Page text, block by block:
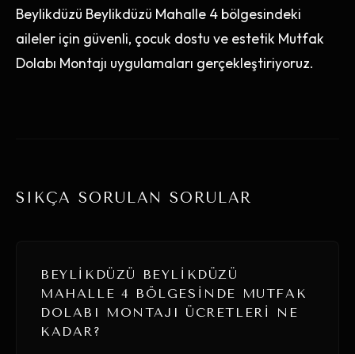
Beylikdüzü Beylikdüzü Mahalle 4 bölgesindeki
aileler için güvenli, çocuk dostu ve estetik Mutfak
Dolabı Montajı uygulamaları gerçekleştiriyoruz.
SIKÇA SORULAN SORULAR
BEYLIKDÜZÜ BEYLIKDÜZÜ
MAHALLE 4 BÖLGESINDE MUTFAK
DOLABI MONTAJI ÜCRETLERI NE
KADAR?